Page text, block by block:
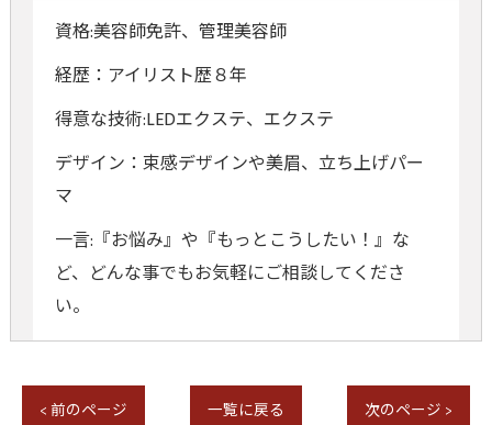
資格:美容師免許、管理美容師
経歴：アイリスト歴８年
得意な技術:LEDエクステ、エクステ
デザイン：束感デザインや美眉、立ち上げパー
マ
一言:『お悩み』や『もっとこうしたい！』な
ど、どんな事でもお気軽にご相談してくださ
い。
< 前のページ 一覧に戻る 次のページ >